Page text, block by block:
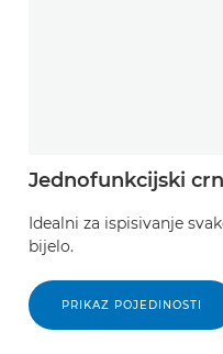
Jednofunkcijski
Idealni za ispisivanje
bijelo.
PRIKAZ POJEDINOSTI